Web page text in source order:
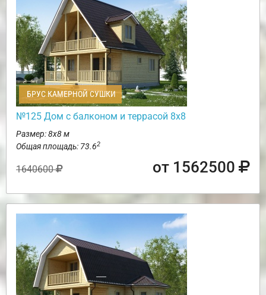
БРУС КАМЕРНОЙ СУШКИ
№125 Дом с балконом и террасой 8х8
Размер: 8х8 м
Общая площадь: 73.62
1640600 от 1562500